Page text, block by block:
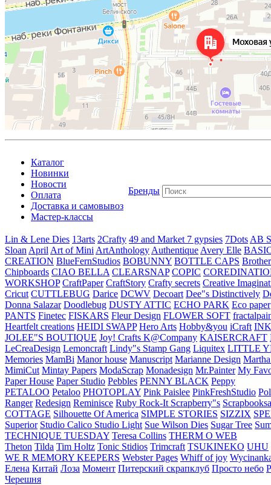
Каталог
Новинки
Новости
Оплата
Доставка и самовывоз
Мастер-классы
Бренды
Lin & Lene Dies 13arts 2Crafty 49 and Market 7 gypsies 7Dots AB
Sloan April Art of Mini ArtAnthology Authentique Avery Elle
CREATION BlueFernStudios BOBUNNY BOTTLE CAPS Brother
Chipboards CIAO BELLA CLEARSNAP COPIC
WORKSHOP CraftPaper CraftStory Crafty secrets Creative
Cricut CUTTLEBUG Darice DCWV Decoart Dee"s Distinctively
Donna Salazar Doodlebug DUSTY ATTIC ECHO PARK Eco paper
PANTS Finetec FISKARS Fleur Design FLOWER SOFT
Heartfelt creations HEIDI SWAPP Hero Arts Hobby&you iCraft
JOLEE"S BOUTIQUE Joy! Crafts K@Company KAISERCRAFT
LeCreaDesign Lemoncraft Lindy"s Stamp Gang Liquitex LITTLE
Memories MamBi Manor house Manuscript Marianne Design
MimiCut Mintay Papers ModaScrap Monadesign Mr.Painter My
Paper House Paper Studio Pebbles PENNY BLACK Peppy
PETALOO Petaloo PHOTOPLAY Pink Paislee PinkFreshStudio
Ranger Redesign Reminisce Ruby Rock-It Scrapberry"s
COTTAGE Silhouette Of America SIMPLE STORIES SIZZIX
Superior Studio Calico Studio Light Sue Wilson Dies Sugar Tree
TECHNIQUE TUESDAY Teresa Collins THERM O WEB
Theton Tilda Tim Holtz Tonic Stidios Trimcraft TSUKINEKO UHU
WE R MEMORY KEEPERS Webster Pages Whiff of joy
Елена Китай Лоза Момент Питерский скрапклуб Просто небо
Черешня